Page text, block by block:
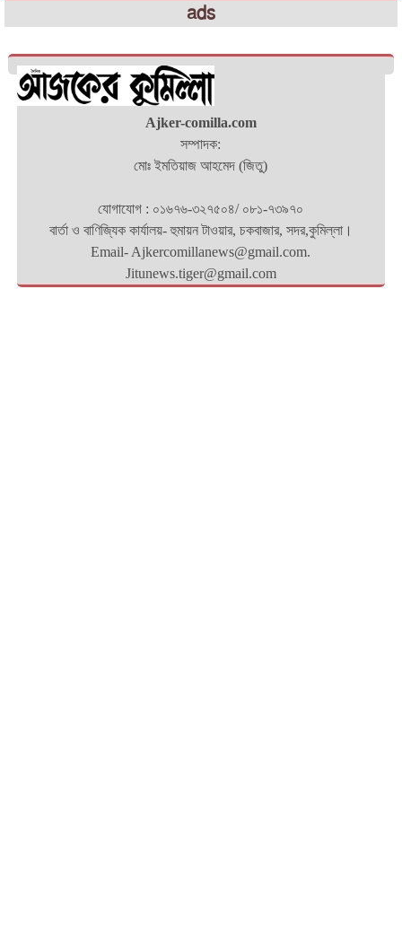
ads
Ajker-comilla.com
সম্পাদক:
মোঃ ইমতিয়াজ আহমেদ (জিতু)
যোগাযোগ : ০১৬৭৬-৩২৭৫০৪/ ০৮১-৭৩৯৭০
বার্তা ও বাণিজ্যিক কার্যালয়- হুমায়ন টাওয়ার, চকবাজার, সদর,কুমিল্লা।
Email- Ajkercomillanews@gmail.com.
Jitunews.tiger@gmail.com